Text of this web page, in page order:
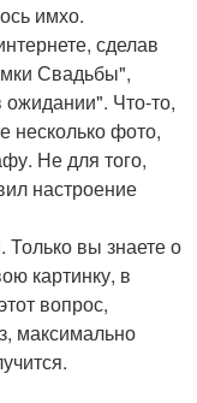
имхо.
сделав
Свадьбы",
Что-то,
несколько фото,
Не для того,
настроение
вы знаете о
картинку, в
вопрос,
максимально